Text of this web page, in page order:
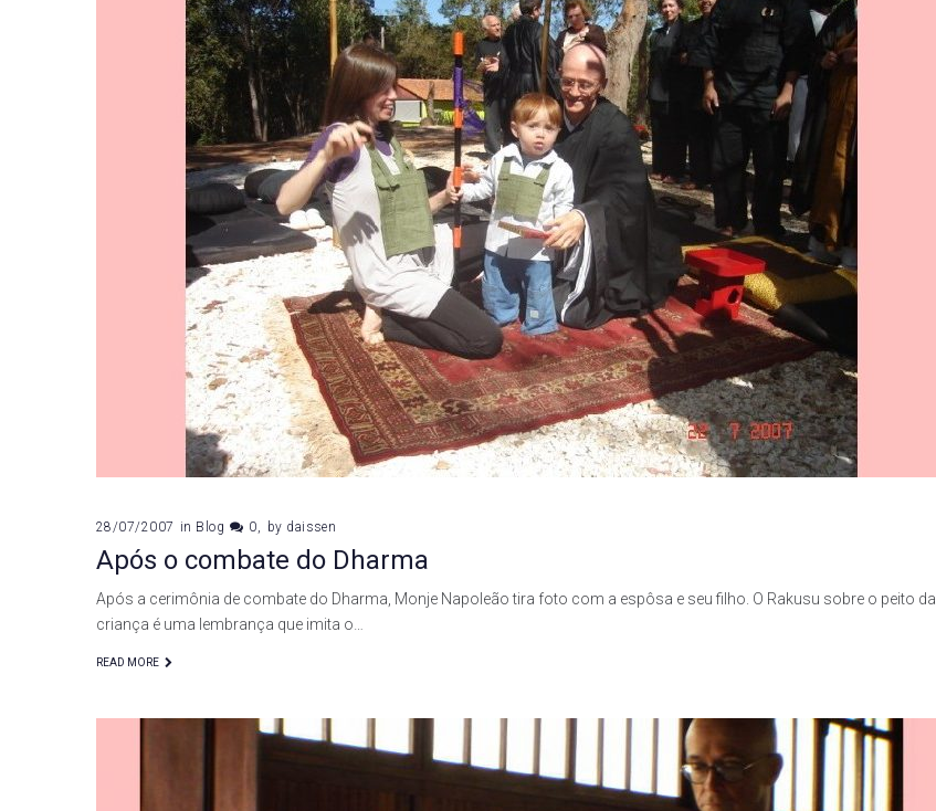
28/07/2007 in Blog 0 by daissen
Após o combate do Dharma
Após a cerimônia de combate do Dharma, Monje Napoleão tira foto com a espôsa e seu filho. O Rakusu sobre o peito da
criança é uma lembrança que imita o…
READ MORE